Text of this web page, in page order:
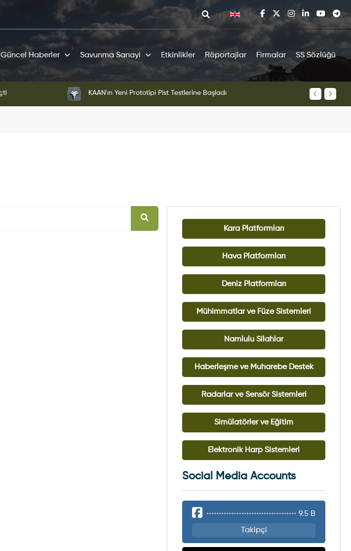
Güncel Haberler Savunma Sanayi Etkinlikler Röportajlar Firmalar SS Sözlüğü
KAAN'ın Yeni Prototipi Pist Testlerine Başladı KAAN
Kara Platformları
Hava Platformları
Deniz Platformları
Mühimmatlar ve Füze Sistemleri
Namlulu Silahlar
Haberleşme ve Muharebe Destek
Radarlar ve Sensör Sistemleri
Simülatörler ve Eğitim
Elektronik Harp Sistemleri
Social Media Accounts
9.5 B
Takipçi